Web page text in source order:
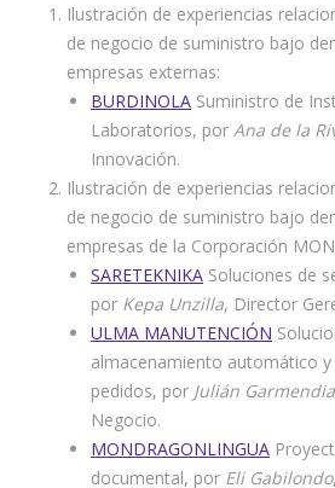
Ilustración de experiencias
de negocio de suministro bajo
empresas externas:
BURDINOLA Suministro de
Laboratorios, por Ana de la
Innovación.
Ilustración de experiencias
de negocio de suministro bajo
empresas de la Corporación
SARETEKNIKA Soluciones de
por Kepa Unzilla, Director
ULMA MANUTENCIÓN
almacenamiento automático
pedidos, por Julián Garmendia
Negocio.
MONDRAGONLINGUA
documental, por Eli Gabilondo